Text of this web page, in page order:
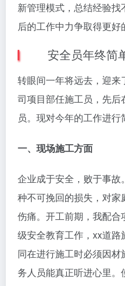
新管理模式，总结经验
后的工作中力争取得更好
安全员年终简
转眼间一年将远去，迎
司项目部任施工员，先
员。现对今年的工作进行
一、现场施工方面
企业成于安全，败于事
种不可挽回的损失，对
伤痛。开工前期，我配
级安全教育工作，xx道
同在进行施工时必须因
务人员能真正听进心里